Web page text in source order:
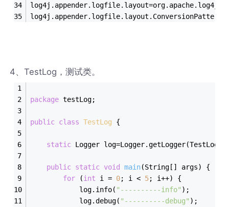
4、TestLog，测试类。
package testLog;
public class TestLog {
static Logger
public static void main(String[] args)
{
for (int i = 0; i < 5; i++) {
            log.info(
"----------info" );
            log.debug(
"----------debug" );